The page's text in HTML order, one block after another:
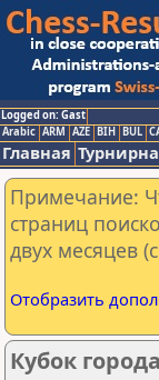
Logged on: Gast
Arabic ARM AZE BIH BUL
Главная
Примечание:
страниц
двух месяцев
Отобразить
Кубок